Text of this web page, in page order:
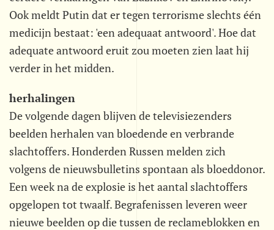
Ook meldt Putin dat er tegen terrorisme slechts één
medicijn bestaat: 'een adequaat antwoord'. Hoe dat
adequate antwoord eruit zou moeten zien laat hij
verder in het midden.
herhalingen
De volgende dagen blijven de televisiezenders
beelden herhalen van bloedende en verbrande
slachtoffers. Honderden Russen melden zich
volgens de nieuwsbulletins spontaan als bloeddonor.
Een week na de explosie is het aantal slachtoffers
opgelopen tot twaalf. Begrafenissen leveren weer
nieuwe beelden op die tussen de reclameblokken en